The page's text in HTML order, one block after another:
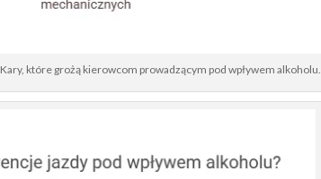
Kary, które grożą kierowcom prowadzącym pod wpływem alkoholu.